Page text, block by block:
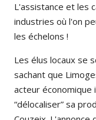
L'assistance et les
industries où l'on
les échelons !
Les élus locaux se
sachant que
acteur économique
“délocaliser” sa